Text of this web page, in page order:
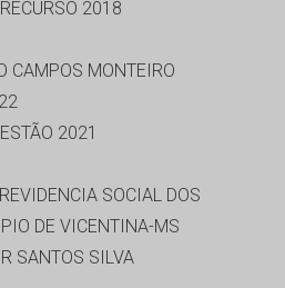
2018
CAMPOS MONTEIRO
2021
SOCIAL DOS
DE VICENTINA-MS
SANTOS SILVA